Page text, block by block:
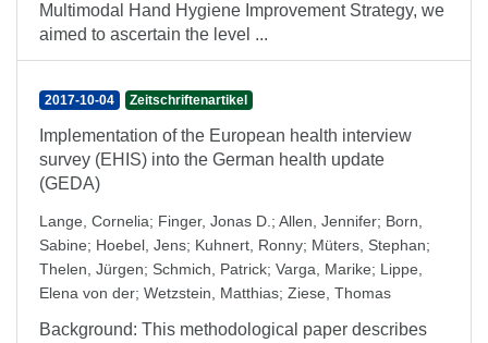
Multimodal Hand Hygiene Improvement Strategy, we
aimed to ascertain the level ...
2017-10-04 Zeitschriftenartikel
Implementation of the European health interview
survey (EHIS) into the German health update
(GEDA)
Lange, Cornelia; Finger, Jonas D. ; Allen, Jennifer; Born,
Sabine; Hoebel, Jens; Kuhnert, Ronny; Müters, Stephan;
Thelen, Jürgen; Schmich, Patrick; Varga, Marike; Lippe,
Elena von der; Wetzstein, Matthias; Ziese, Thomas
Background: This methodological paper describes